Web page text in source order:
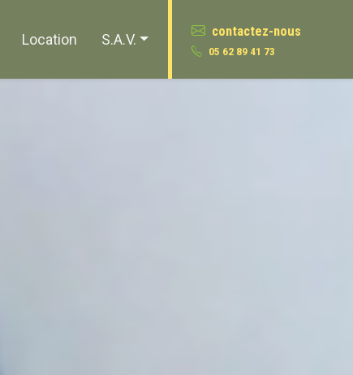
Location S.A.V. contactez-nous
05 62 89 41 73